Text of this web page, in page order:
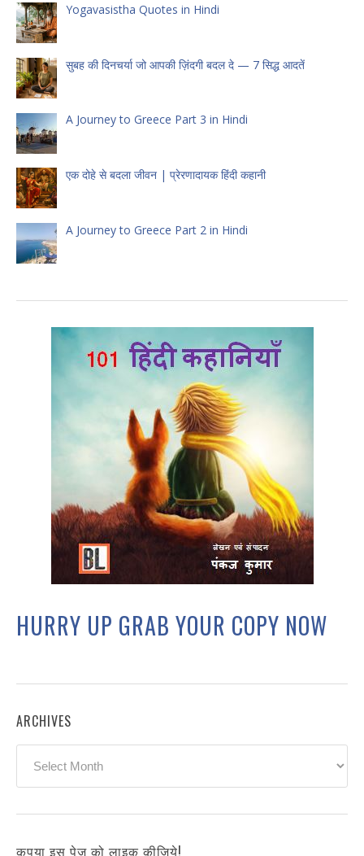
Yogavasistha Quotes in Hindi
सुबह की दिनचर्या जो आपकी ज़िंदगी बदल दे — 7 सिद्ध आदतें
A Journey to Greece Part 3 in Hindi
एक दोहे से बदला जीवन | प्रेरणादायक हिंदी कहानी
A Journey to Greece Part 2 in Hindi
HURRY UP GRAB YOUR COPY NOW
ARCHIVES
कृपया इस पेज को लाइक कीजिये!